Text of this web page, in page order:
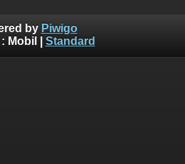
by Piwigo
Mobil Standard